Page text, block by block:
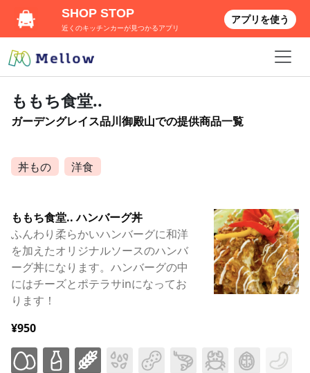
ももち食堂..
ガーデングレイス品川御殿山での提供商品一覧
丼もの 洋食
ももち食堂.. ハンバーグ丼
ふんわり柔らかいハンバーグに和洋
を加えたオリジナルソースのハンバ
ーグ丼になります。ハンバーグの中
にはチーズとポテラサinになってお
ります！
¥950
SHOP STOP
近くのキッチンカーが見つかるアプリ
アプリを使う